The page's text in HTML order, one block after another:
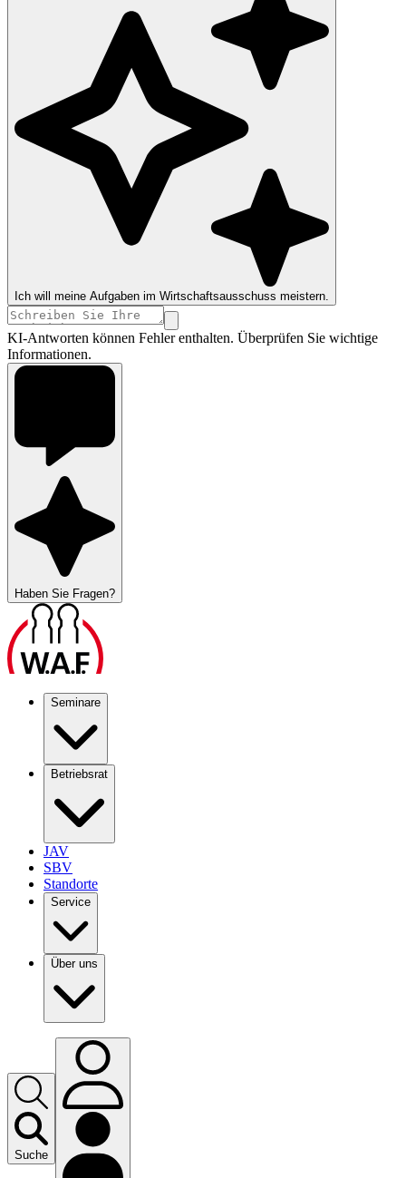
Ich will meine Aufgaben im Wirtschaftsausschuss meistern.
KI-Antworten können Fehler enthalten. Überprüfen Sie wichtige
Informationen.
Haben Sie Fragen?
Seminare
Betriebsrat
JAV
SBV
Standorte
Service
Über uns
Suche